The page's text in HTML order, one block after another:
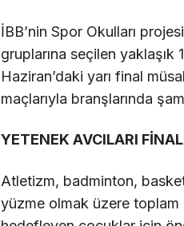
İBB’nin Spor Okulları
gruplarına seçilen
Haziran’daki yarı final
maçlarıyla branşlarında
YETENEK AVCILARI
Atletizm, badminton,
yüzme olmak üzere toplam